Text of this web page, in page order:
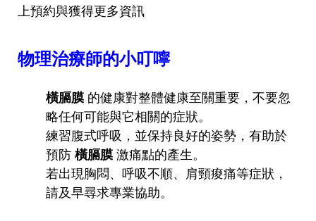
上預約與獲得更多資訊
物理治療師的小叮嚀
橫膈膜 的健康對整體健康至關重要，不要忽
略任何可能與它相關的症狀。
練習腹式呼吸，並保持良好的姿勢，有助於
預防橫膈膜 激痛點的產生。
若出現胸悶、呼吸不順、肩頸痠痛等症狀，
請及早尋求專業協助。